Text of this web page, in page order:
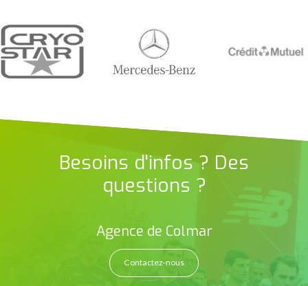
Besoins d'infos ? Des
questions ?
Agence de Colmar
Contactez-nous